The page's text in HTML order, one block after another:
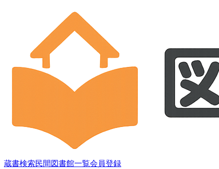
蔵書検索民間図書館一覧会員登録